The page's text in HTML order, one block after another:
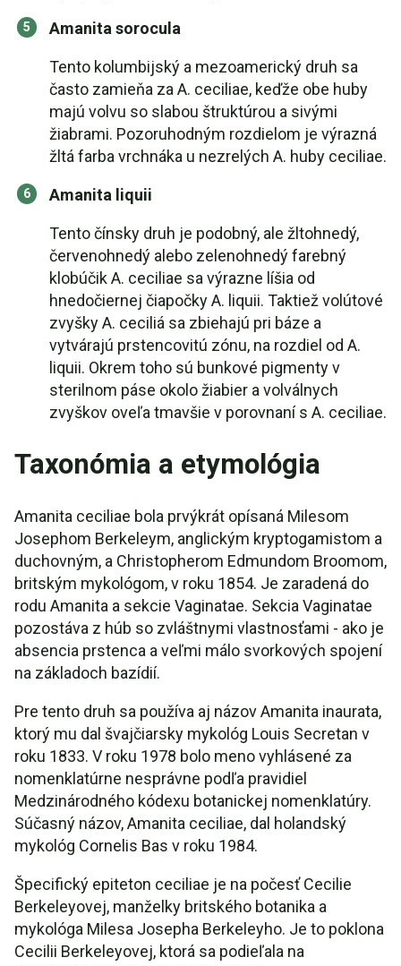
Amanita sorocula
Tento kolumbijský a mezoamerický druh sa
často zamieňa za A. ceciliae, keďže obe huby
majú volvu so slabou štruktúrou a sivými
žiabrami. Pozoruhodným rozdielom je výrazná
žltá farba vrchnáka u nezrelých A. huby ceciliae.
Amanita liquii
Tento čínsky druh je podobný, ale žltohnedý,
červenohnedý alebo zelenohnedý farebný
klobúčik A. ceciliae sa výrazne líšia od
hnedočiernej čiapočky A. liquii. Taktiež volútové
zvyšky A. ceciliá sa zbiehajú pri báze a
vytvárajú prstencovitú zónu, na rozdiel od A.
liquii. Okrem toho sú bunkové pigmenty v
sterilnom páse okolo žiabier a volválnych
zvyškov oveľa tmavšie v porovnaní s A. ceciliae.
Taxonómia a etymológia
Amanita ceciliae bola prvýkrát opísaná Milesom
Josephom Berkeleym, anglickým kryptogamistom a
duchovným, a Christopherom Edmundom Broomom,
britským mykológom, v roku 1854. Je zaradená do
rodu Amanita a sekcie Vaginatae. Sekcia Vaginatae
pozostáva z húb so zvláštnymi vlastnosťami - ako je
absencia prstenca a veľmi málo svorkových spojení
na základoch bazídií.
Pre tento druh sa používa aj názov Amanita inaurata,
ktorý mu dal švajčiarsky mykológ Louis Secretan v
roku 1833. V roku 1978 bolo meno vyhlásené za
nomenklatúrne nesprávne podľa pravidiel
Medzinárodného kódexu botanickej nomenklatúry.
Súčasný názov, Amanita ceciliae, dal holandský
mykológ Cornelis Bas v roku 1984.
Špecifický epiteton ceciliae je na počesť Cecilie
Berkeleyovej, manželky britského botanika a
mykológa Milesa Josepha Berkeleyho. Je to poklona
Cecilii Berkeleyovej, ktorá sa podieľala na